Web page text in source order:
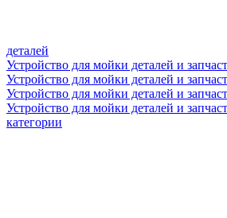
деталей
Устройство для мойки деталей и
Устройство для мойки деталей и
Устройство для мойки деталей и
Устройство для мойки деталей и
категории